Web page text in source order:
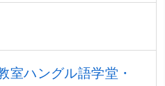
室ハングル語学堂・